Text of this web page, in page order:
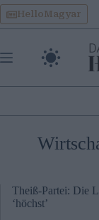
Skip
to
content
HelloMagyar
Theiß-Partei: Die
‘höchst’